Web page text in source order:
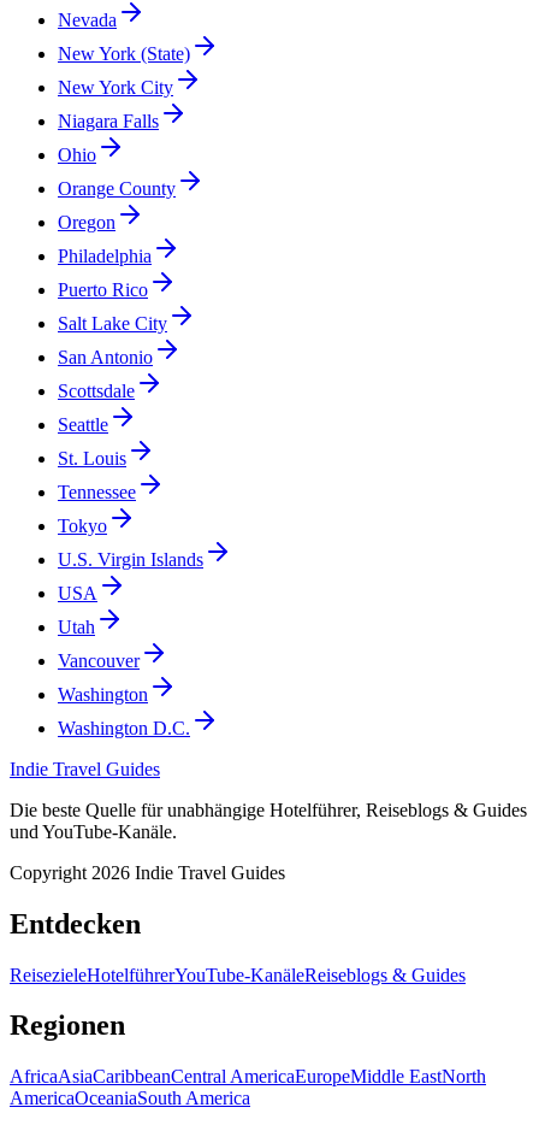
Nevada
New York (State)
New York City
Niagara Falls
Ohio
Orange County
Oregon
Philadelphia
Puerto Rico
Salt Lake City
San Antonio
Scottsdale
Seattle
St. Louis
Tennessee
Tokyo
U.S. Virgin Islands
USA
Utah
Vancouver
Washington
Washington D.C.
Indie Travel Guides
Die beste Quelle für unabhängige Hotelführer, Reiseblogs & Guides
und YouTube-Kanäle.
Copyright 2026 Indie Travel Guides
Entdecken
ReisezieleHotelführerYouTube-KanäleReiseblogs & Guides
Regionen
AfricaAsiaCaribbeanCentral AmericaEuropeMiddle EastNorth
AmericaOceaniaSouth America